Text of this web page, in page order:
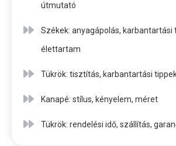
útmutató
Székek: anyagápolás, karbantartási
élettartam
Tükrök: tisztítás, karbantartási
Kanapé: stílus, kényelem, méret
Tükrök: rendelési idő, szállítás,